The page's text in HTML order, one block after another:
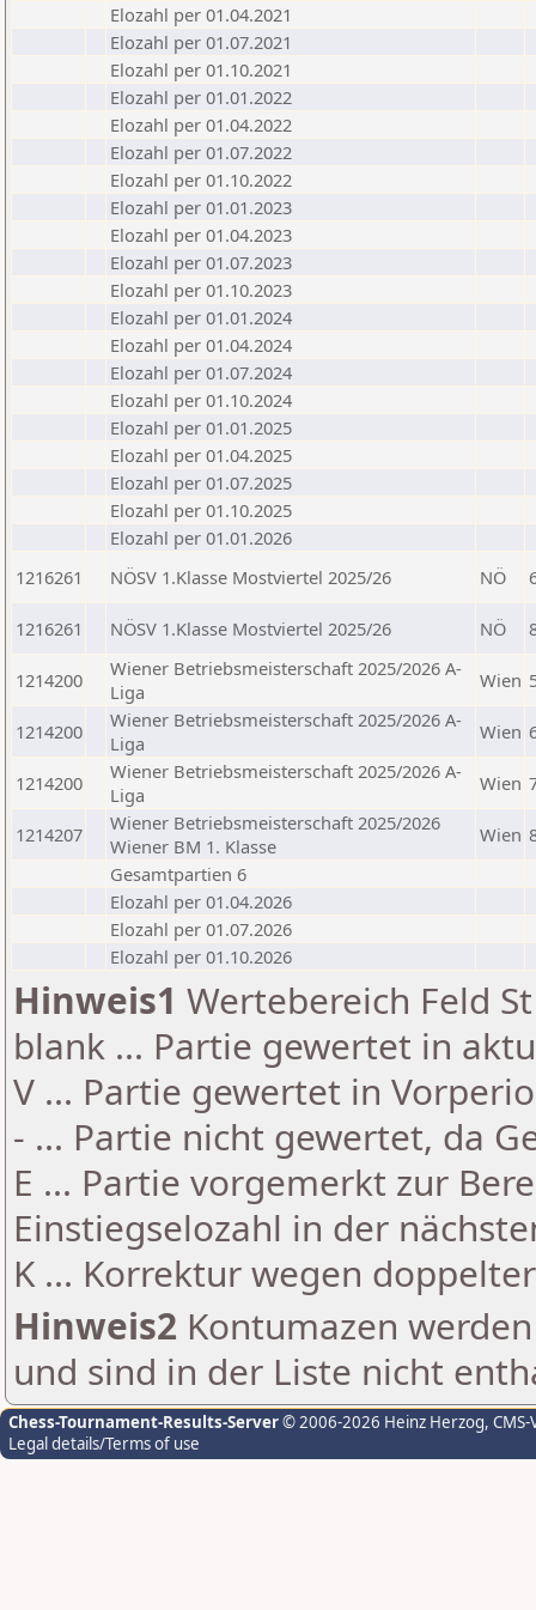
Elozahl per 01.04.2021
Elozahl per 01.07.2021
Elozahl per 01.10.2021
Elozahl per 01.01.2022
Elozahl per 01.04.2022
Elozahl per 01.07.2022
Elozahl per 01.10.2022
Elozahl per 01.01.2023
Elozahl per 01.04.2023
Elozahl per 01.07.2023
Elozahl per 01.10.2023
Elozahl per 01.01.2024
Elozahl per 01.04.2024
Elozahl per 01.07.2024
Elozahl per 01.10.2024
Elozahl per 01.01.2025
Elozahl per 01.04.2025
Elozahl per 01.07.2025
Elozahl per 01.10.2025
Elozahl per 01.01.2026
1216261
NÖSV 1.Klasse Mostviertel 2025/26 NÖ
1216261 NÖSV 1.Klasse Mostviertel 2025/26 NÖ
1214200
Wiener Betriebsmeisterschaft 2025/2026 A-
Liga
Wien
1214200
Wiener Betriebsmeisterschaft 2025/2026 A-
Liga
Wien
1214200
Wiener Betriebsmeisterschaft 2025/2026 A-
Liga
Wien
1214207
Wiener Betriebsmeisterschaft 2025/2026
Wiener BM 1. Klasse
Wien
Gesamtpartien 6
Elozahl per 01.04.2026
Elozahl per 01.07.2026
Elozahl per 01.10.2026
Hinweis1 Wertebereich Feld
blank ... Partie gewertet in
V ... Partie gewertet in
- ... Partie nicht gewertet, da
E ... Partie vorgemerkt zur
Einstiegselozahl in der
K ... Korrektur wegen
Hinweis2 Kontumazen
und sind in der Liste nicht
Chess-Tournament-Results-Server© 2006-2026 Heinz Herzog,
Legal details/Terms of use